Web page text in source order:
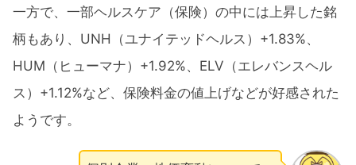
一方で、一部ヘルスケア（保険）の中には上昇した銘
柄もあり、UNH（ユナイテッドヘルス）+1.83%、
HUM（ヒューマナ）+1.92%、ELV（エレバンスヘル
ス）+1.12%など、保険料金の値上げなどが好感された
ようです。